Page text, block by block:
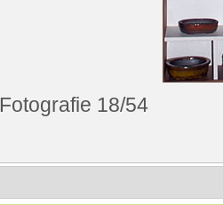
Fotografie 18/54